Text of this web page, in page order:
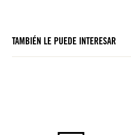
TAMBIÉN LE PUEDE INTERESAR